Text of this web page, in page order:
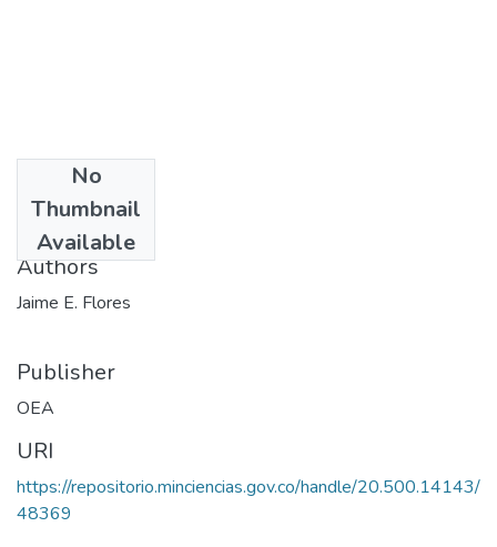
No
Thumbnail
Available
1984
Authors
Jaime E. Flores
Publisher
OEA
URI
https://repositorio.minciencias.gov.co/handle/20.500.14143/
48369